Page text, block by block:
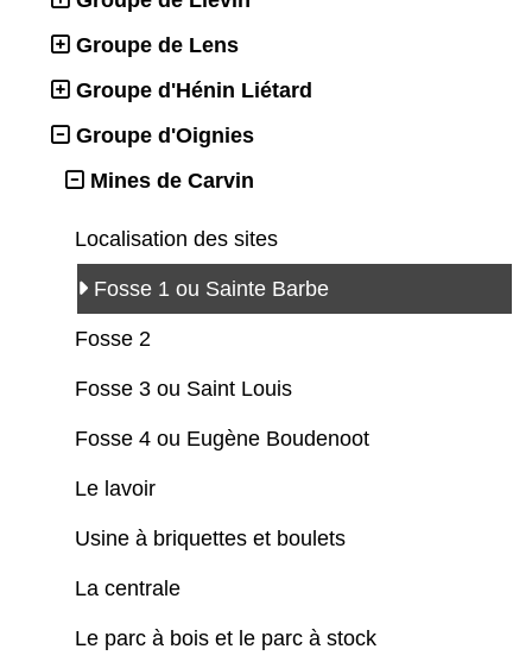
Groupe de Lens
Groupe d'Hénin Liétard
Groupe d'Oignies
Mines de Carvin
Localisation des sites
Fosse 1 ou Sainte Barbe
Fosse 2
Fosse 3 ou Saint Louis
Fosse 4 ou Eugène Boudenoot
Le lavoir
Usine à briquettes et boulets
La centrale
Le parc à bois et le parc à stock